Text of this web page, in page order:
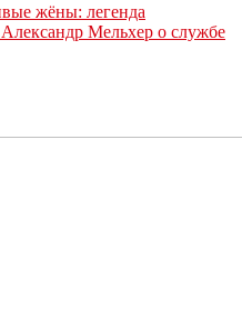
жёны: легенда
Мельхер о службе